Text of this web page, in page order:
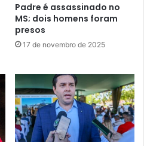
Padre é assassinado no
MS; dois homens foram
presos
17 de novembro de 2025